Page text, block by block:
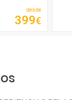
desde
399€